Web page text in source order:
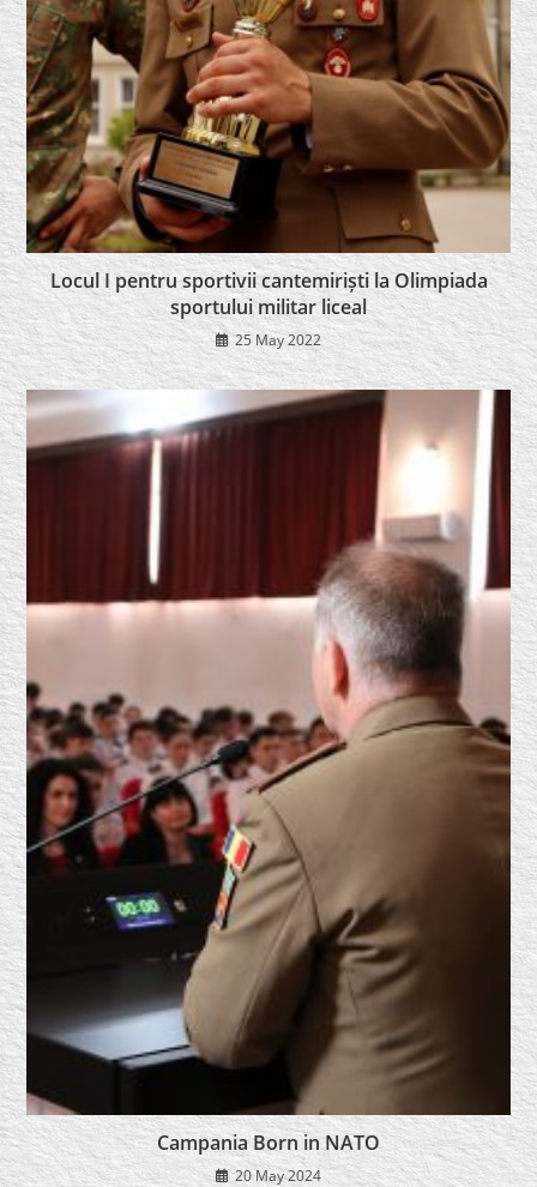
Locul I pentru sportivii cantemiriști la Olimpiada
sportului militar liceal
25 May 2022
Campania Born in NATO
20 May 2024